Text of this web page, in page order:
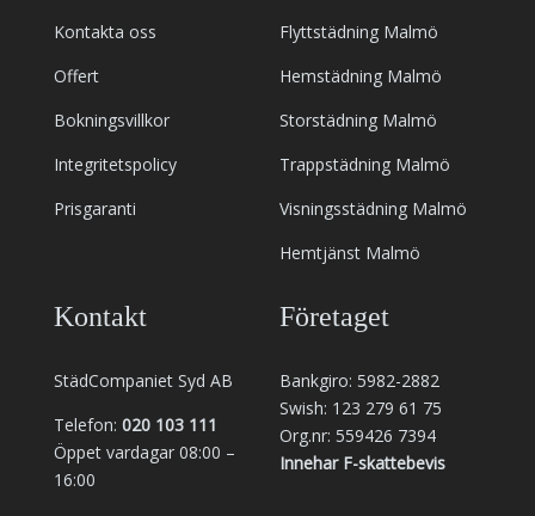
Kontakta oss
Offert
Bokningsvillkor
Integritetspolicy
Prisgaranti
Flyttstädning Malmö
Hemstädning Malmö
Storstädning Malmö
Trappstädning Malmö
Visningsstädning Malmö
Hemtjänst Malmö
Kontakt
StädCompaniet Syd AB
Telefon: 020 103 111
Öppet vardagar 08:00 –
16:00
Företaget
Bankgiro: 5982-2882
Swish: 123 279 61 75
Org.nr: 559426 7394
Innehar F-skattebevis